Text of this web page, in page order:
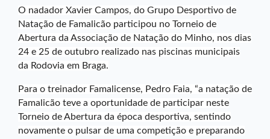
O nadador Xavier Campos, do Grupo Desportivo de
Natação de Famalicão participou no Torneio de
Abertura da Associação de Natação do Minho, nos dias
24 e 25 de outubro realizado nas piscinas municipais
da Rodovia em Braga.
Para o treinador Famalicense, Pedro Faia, “a natação de
Famalicão teve a oportunidade de participar neste
Torneio de Abertura da época desportiva, sentindo
novamente o pulsar de uma competição e preparando